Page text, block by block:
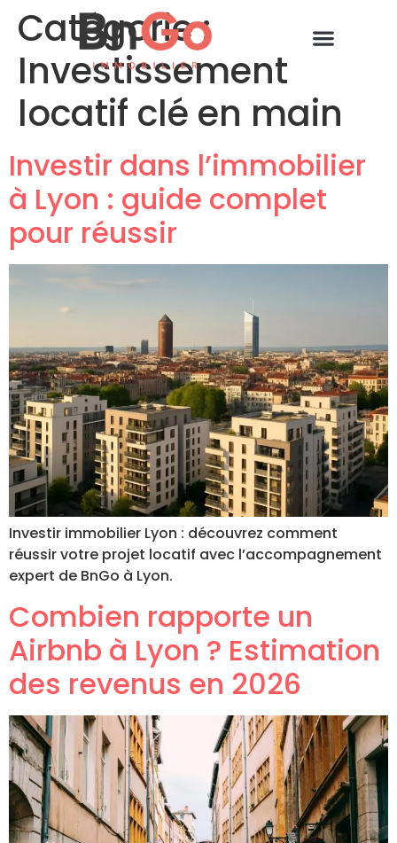
Catégorie :
Investissement
locatif clé en main
Investir dans l’immobilier
à Lyon : guide complet
pour réussir
Investir immobilier Lyon : découvrez comment
réussir votre projet locatif avec l’accompagnement
expert de BnGo à Lyon.
Combien rapporte un
Airbnb à Lyon ? Estimation
des revenus en 2026